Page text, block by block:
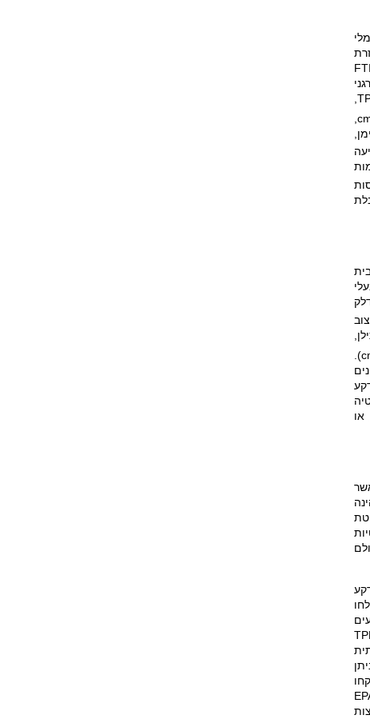
).
או